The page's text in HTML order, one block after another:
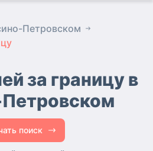
Петровском
за границу в
поиск